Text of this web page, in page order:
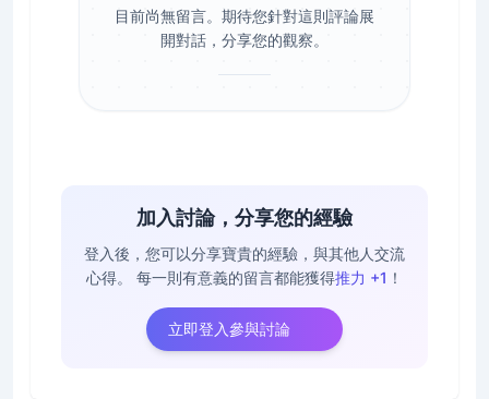
目前尚無留言。期待您針對這則評論展
開對話，分享您的觀察。
加入討論，分享您的經驗
登入後，您可以分享寶貴的經驗，與其他人交流
心得。
每一則有意義的留言都能獲得推力 +1 ！
立即登入參與討論